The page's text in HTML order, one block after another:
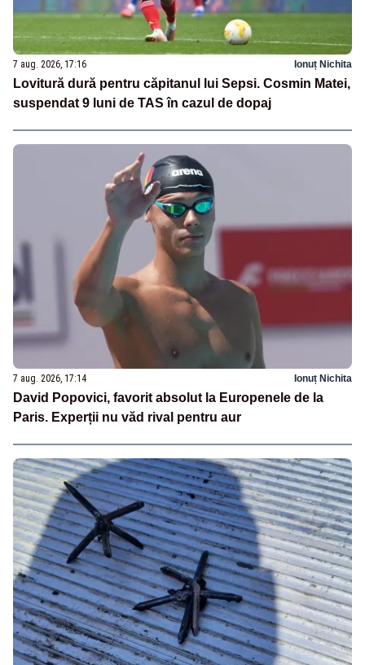
7 aug. 2026, 17:16 Ionuț Nichita
Lovitură dură pentru căpitanul lui Sepsi. Cosmin Matei,
suspendat 9 luni de TAS în cazul de dopaj
7 aug. 2026, 17:14 Ionuț Nichita
David Popovici, favorit absolut la Europenele de la
Paris. Experții nu văd rival pentru aur